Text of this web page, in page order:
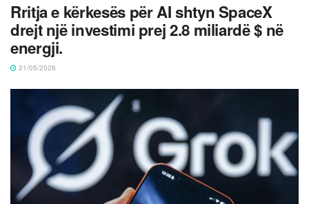
Rritja e kërkesës për AI shtyn SpaceX
drejt një investimi prej 2.8 miliardë $ në
energji.
21/05/2026